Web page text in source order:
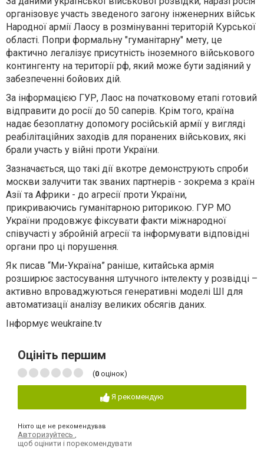
організовує участь зведеного загону інженерних військ
Народної армії Лаосу в розмінуванні територій Курської
області. Попри формальну "гуманітарну" мету, це
фактично легалізує присутність іноземного військового
контингенту на території рф, який може бути задіяний у
забезпеченні бойових дій.
За інформацією ГУР, Лаос на початковому етапі готовий
відправити до росії до 50 саперів. Крім того, країна
надає безоплатну допомогу російській армії у вигляді
реабілітаційних заходів для поранених військових, які
брали участь у війні проти України.
Зазначається, що такі дії вкотре демонструють спроби
москви залучити так званих партнерів - зокрема з країн
Азії та Африки - до агресії проти України,
прикриваючись гуманітарною риторикою. ГУР МО
України продовжує фіксувати факти міжнародної
співучасті у збройній агресії та інформувати відповідні
органи про ці порушення.
Як писав “Ми-Україна” раніше, китайська армія
розширює застосування штучного інтелекту у розвідці –
активно впроваджуються генеративні моделі ШІ для
автоматизації аналізу великих обсягів даних.
Інформує weukraine.tv
Оцініть першим
(0 оцінок)
Я рекомендую
Ніхто ще не рекомендував
Авторизуйтесь ,
щоб оцінити і порекомендувати